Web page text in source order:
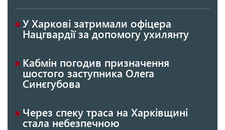
У Харкові затримали офіцера
Нацгвардії за допомогу ухилянту
Кабмін погодив призначення
шостого заступника Олега
Синєгубова
Через спеку траса на Харківщині
стала небезпечною